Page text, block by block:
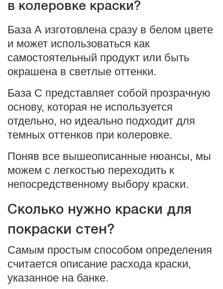
в колеровке краски?
База А изготовлена сразу в белом цвете
и может использоваться как
самостоятельный продукт или быть
окрашена в светлые оттенки.
База С представляет собой прозрачную
основу, которая не используется
отдельно, но идеально подходит для
темных оттенков при колеровке.
Поняв все вышеописанные нюансы, мы
можем с легкостью переходить к
непосредственному выбору краски.
Сколько нужно краски для
покраски стен?
Самым простым способом определения
считается описание расхода краски,
указанное на банке.